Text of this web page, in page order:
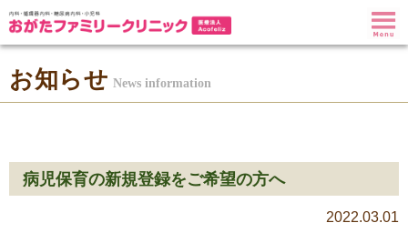
お知らせ News information
病児保育の新規登録をご希望の方へ
2022.03.01